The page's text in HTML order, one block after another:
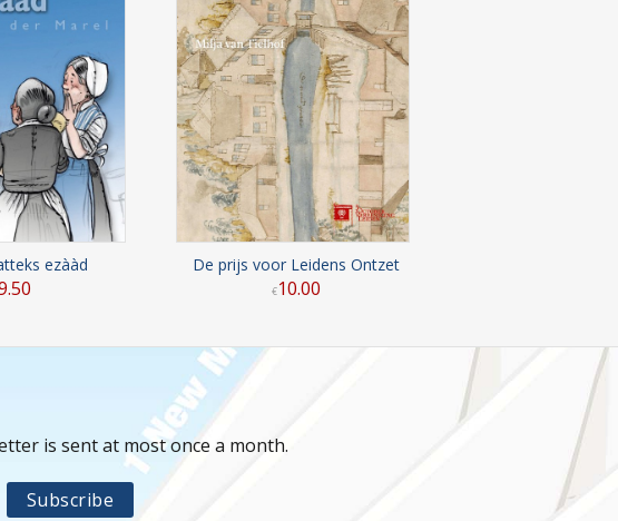
ezààd
.50
De prijs voor Leidens Ontzet
€10.00
is sent at most once a month.